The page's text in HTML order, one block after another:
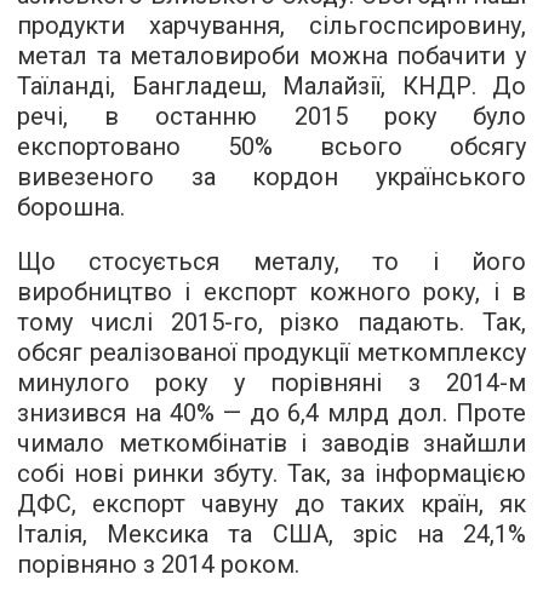
продукти харчування, сільгоспсировину,
метал та металовироби можна побачити у
Таїланді, Бангладеш, Малайзії, КНДР. До
речі, в останню 2015 року було
експортовано 50% всього обсягу
вивезеного за кордон українського
борошна.
Що стосується металу, то і його
виробництво і експорт кожного року, і в
тому числі 2015-го, різко падають. Так,
обсяг реалізованої продукції меткомплексу
минулого року у порівняні з 2014-м
знизився на 40% — до 6,4 млрд дол. Проте
чимало меткомбінатів і заводів знайшли
собі нові ринки збуту. Так, за інформацією
ДФС, експорт чавуну до таких країн, як
Італія, Мексика та США, зріс на 24,1%
порівняно з 2014 роком.